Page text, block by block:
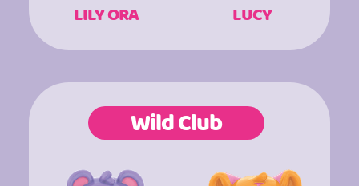
LILY ORA LUCY
Wild Club